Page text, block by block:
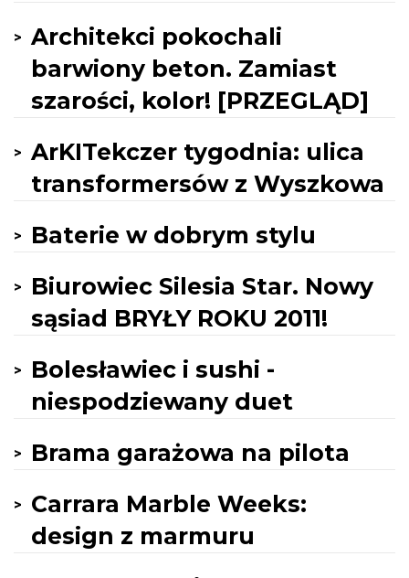
Architekci pokochali
barwiony beton. Zamiast
szarości, kolor! [PRZEGLĄD]
ArKITekczer tygodnia: ulica
transformersów z Wyszkowa
Baterie w dobrym stylu
Biurowiec Silesia Star. Nowy
sąsiad BRYŁY ROKU 2011!
Bolesławiec i sushi -
niespodziewany duet
Brama garażowa na pilota
Carrara Marble Weeks:
design z marmuru